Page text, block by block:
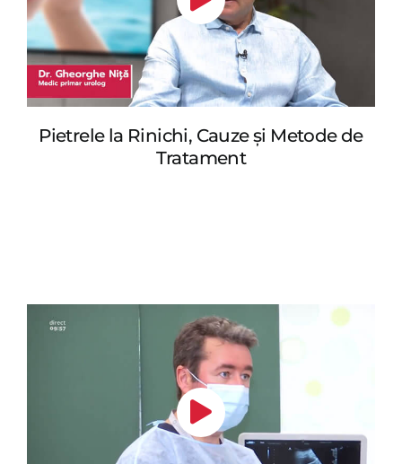
Pietrele la Rinichi, Cauze şi Metode de
Tratament